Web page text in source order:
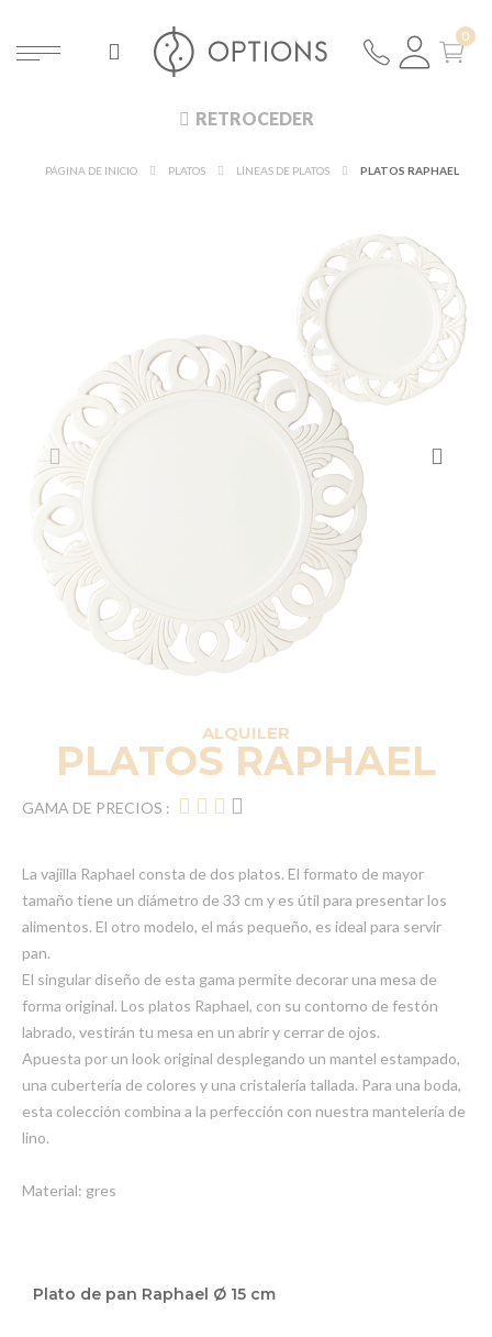
RETROCEDER
PÁGINA DE INICIO PLATOS LÍNEAS DE PLATOS PLATOS RAPHAEL
ALQUILER
PLATOS RAPHAEL
GAMA DE PRECIOS :
La vajilla Raphael consta de dos platos. El formato de mayor
tamaño tiene un diámetro de 33 cm y es útil para presentar los
alimentos. El otro modelo, el más pequeño, es ideal para servir
pan.
El singular diseño de esta gama permite decorar una mesa de
forma original. Los platos Raphael, con su contorno de festón
labrado, vestirán tu mesa en un abrir y cerrar de ojos.
Apuesta por un look original desplegando un mantel estampado,
una cubertería de colores y una cristalería tallada. Para una boda,
esta colección combina a la perfección con nuestra mantelería de
lino.
Material: gres
dePlato de pan Raphael Ø 15 cm